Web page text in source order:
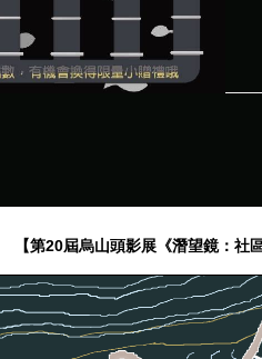
【第20屆烏山頭影展《潛望鏡：社